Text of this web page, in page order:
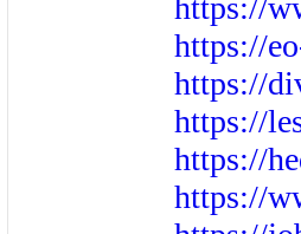
https://
https://
https://
https://
https://
https://